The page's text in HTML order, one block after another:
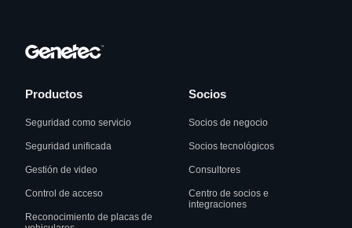
Productos
Seguridad como servicio
Seguridad unificada
Gestión de video
Control de acceso
Reconocimiento de placas de
Socios
Socios de negocio
Socios tecnológicos
Consultores
Centro de socios e
integraciones